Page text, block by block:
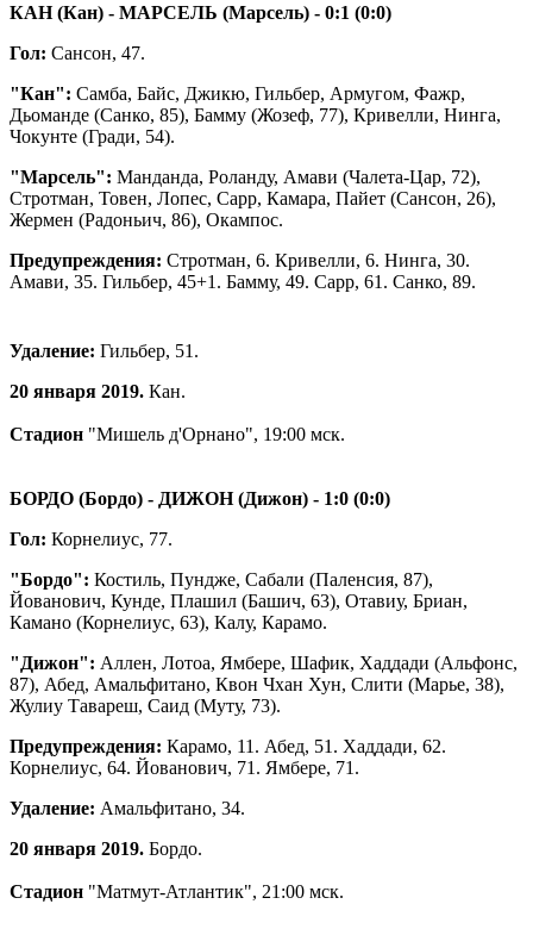
КАН (Кан) - МАРСЕЛЬ (Марсель) - 0:1 (0:0)
Гол: Сансон, 47.
"Кан": Самба, Байс, Джикю, Гильбер, Армугом, Фажр,
Дьоманде (Санко, 85), Бамму (Жозеф, 77), Кривелли, Нинга,
Чокунте (Гради, 54).
"Марсель": Манданда, Роланду, Амави (Чалета-Цар, 72),
Стротман, Товен, Лопес, Сарр, Камара, Пайет (Сансон, 26),
Жермен (Радоньич, 86), Окампос.
Предупреждения: Стротман, 6. Кривелли, 6. Нинга, 30.
Амави, 35. Гильбер, 45+1. Бамму, 49. Сарр, 61. Санко, 89.
Удаление: Гильбер, 51.
20 января 2019. Кан.
Стадион "Мишель д'Орнано", 19:00 мск.
БОРДО (Бордо) - ДИЖОН (Дижон) - 1:0 (0:0)
Гол: Корнелиус, 77.
"Бордо": Костиль, Пундже, Сабали (Паленсия, 87),
Йованович, Кунде, Плашил (Башич, 63), Отавиу, Бриан,
Камано (Корнелиус, 63), Калу, Карамо.
"Дижон": Аллен, Лотоа, Ямбере, Шафик, Хаддади (Альфонс,
87), Абед, Амальфитано, Квон Чхан Хун, Слити (Марье, 38),
Жулиу Тавареш, Саид (Муту, 73).
Предупреждения: Карамо, 11. Абед, 51. Хаддади, 62.
Корнелиус, 64. Йованович, 71. Ямбере, 71.
Удаление: Амальфитано, 34.
20 января 2019. Бордо.
Стадион "Матмут-Атлантик", 21:00 мск.